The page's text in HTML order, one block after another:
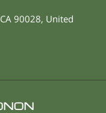
CA 90028, United